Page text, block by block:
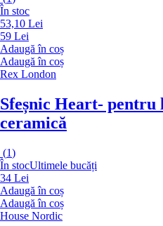
În stoc
53,10 Lei
59 Lei
Adaugă în coș
Adaugă în coș
Rex London
Sfeșnic Heart- pentru
ceramică
(1)
În stocUltimele bucăți
34 Lei
Adaugă în coș
Adaugă în coș
House Nordic